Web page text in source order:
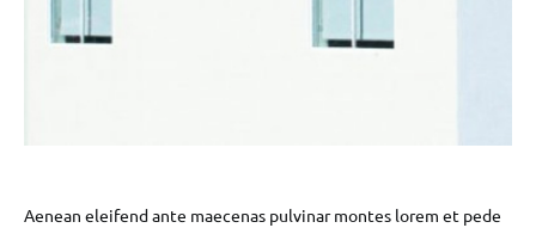
Aenean eleifend ante maecenas pulvinar montes lorem et pede